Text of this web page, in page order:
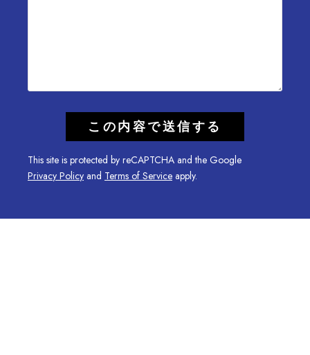
This site is protected by reCAPTCHA and the Google
Privacy Policy and Terms of Service apply.